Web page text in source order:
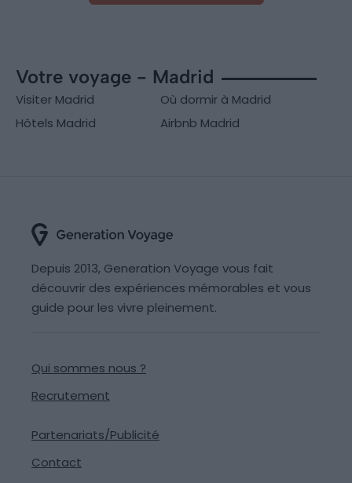
Votre voyage - Madrid
Visiter Madrid
Où dormir à Madrid
Hôtels Madrid
Airbnb Madrid
Depuis 2013, Generation Voyage vous fait
découvrir des expériences mémorables et vous
guide pour les vivre pleinement.
Qui sommes nous ?
Recrutement
Partenariats/Publicité
Contact